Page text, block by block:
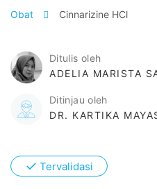
Obat Cinnarizine HCl
Ditulis oleh
ADELIA MARISTA
Ditinjau oleh
DR. KARTIKA
✓ Tervalidasi